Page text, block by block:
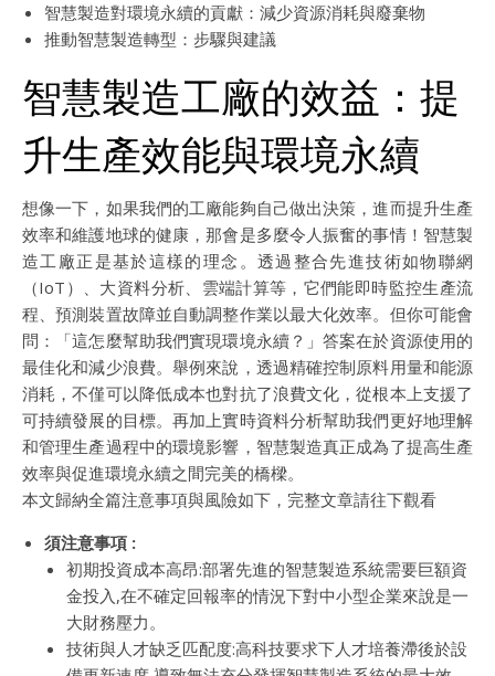
智慧製造對環境永續的貢獻：減少資源消耗與廢棄物
推動智慧製造轉型：步驟與建議
智慧製造工廠的效益：提
升生產效能與環境永續
想像一下，如果我們的工廠能夠自己做出決策，進而提升生產
效率和維護地球的健康，那會是多麼令人振奮的事情！智慧製
造工廠正是基於這樣的理念。透過整合先進技術如物聯網
（IoT）、大資料分析、雲端計算等，它們能即時監控生產流
程、預測裝置故障並自動調整作業以最大化效率。但你可能會
問：「這怎麼幫助我們實現環境永續？」答案在於資源使用的
最佳化和減少浪費。舉例來說，透過精確控制原料用量和能源
消耗，不僅可以降低成本也對抗了浪費文化，從根本上支援了
可持續發展的目標。再加上實時資料分析幫助我們更好地理解
和管理生產過程中的環境影響，智慧製造真正成為了提高生產
效率與促進環境永續之間完美的橋樑。
本文歸納全篇注意事項與風險如下，完整文章請往下觀看
須注意事項 :
初期投資成本高昂:部署先進的智慧製造系統需要巨額資
金投入,在不確定回報率的情況下對中小型企業來說是一
大財務壓力。
技術與人才缺乏匹配度:高科技要求下人才培養滯後於設